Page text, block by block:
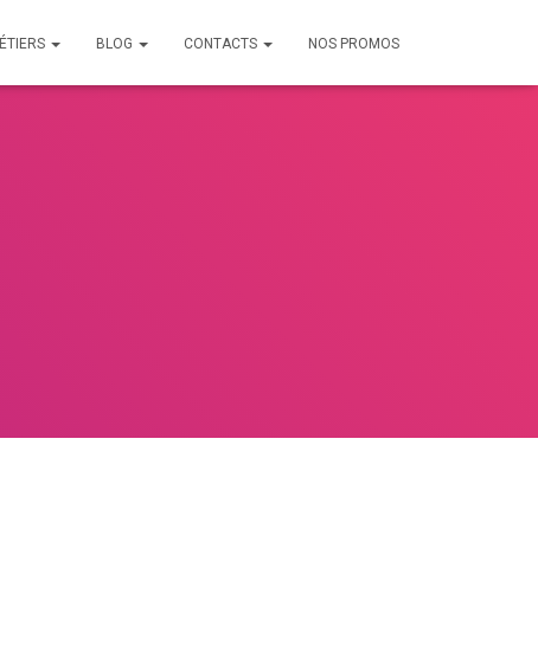
BLOG CONTACTS NOS PROMOS